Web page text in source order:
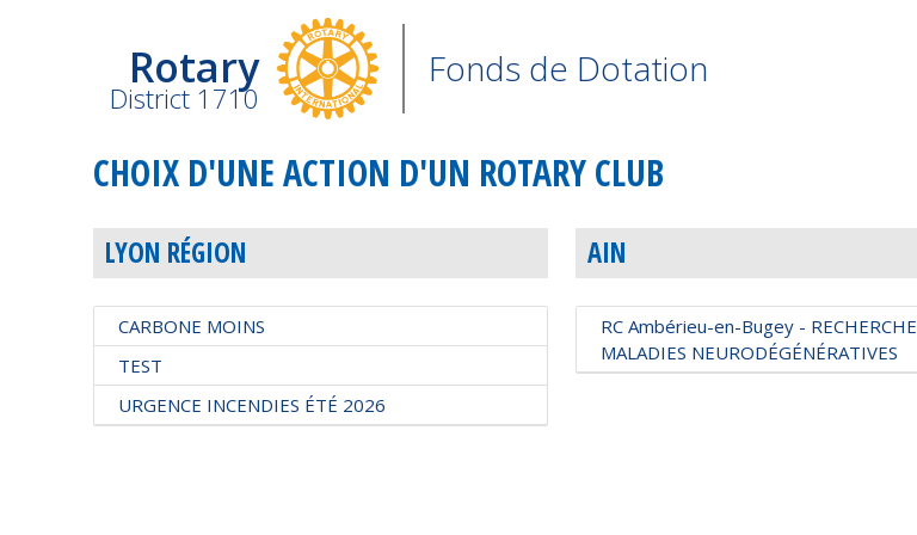
Rotary
District 1710
Fonds de Dotation
CHOIX D'UNE ACTION D'UN ROTARY CLUB
LYON RÉGION
CARBONE MOINS
TEST
URGENCE INCENDIES ÉTÉ 2026
AIN
RC Ambérieu-en-Bugey - RECHERCHE
MALADIES NEURODÉGÉNÉRATIVES